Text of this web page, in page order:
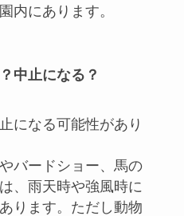
内にあります。
中止になる？
になる可能性があり
バードショー、馬の
、雨天時や強風時に
ります。ただし動物